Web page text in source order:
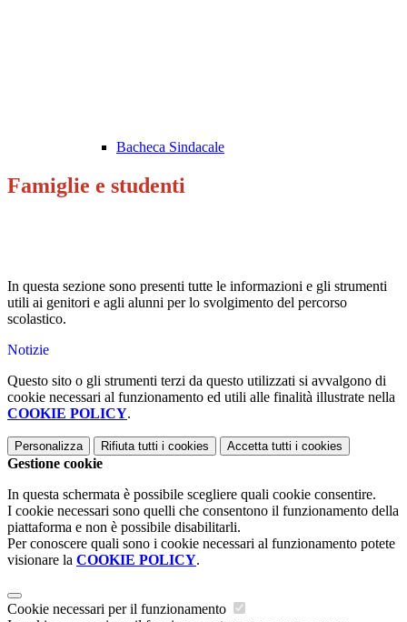
Bacheca Sindacale
Famiglie e studenti
In questa sezione sono presenti tutte le informazioni e gli strumenti
utili ai genitori e agli alunni per lo svolgimento del percorso
scolastico.
Notizie
Questo sito o gli strumenti terzi da questo utilizzati si avvalgono di
cookie necessari al funzionamento ed utili alle finalità illustrate nella
COOKIE POLICY.
Personalizza Rifiuta tutti i cookies Accetta tutti i cookies
Gestione cookie
In questa schermata è possibile scegliere quali cookie consentire.
I cookie necessari sono quelli che consentono il funzionamento della
piattaforma e non è possibile disabilitarli.
Per conoscere quali sono i cookie necessari al funzionamento potete
visionare la COOKIE POLICY.
Cookie necessari per il funzionamento